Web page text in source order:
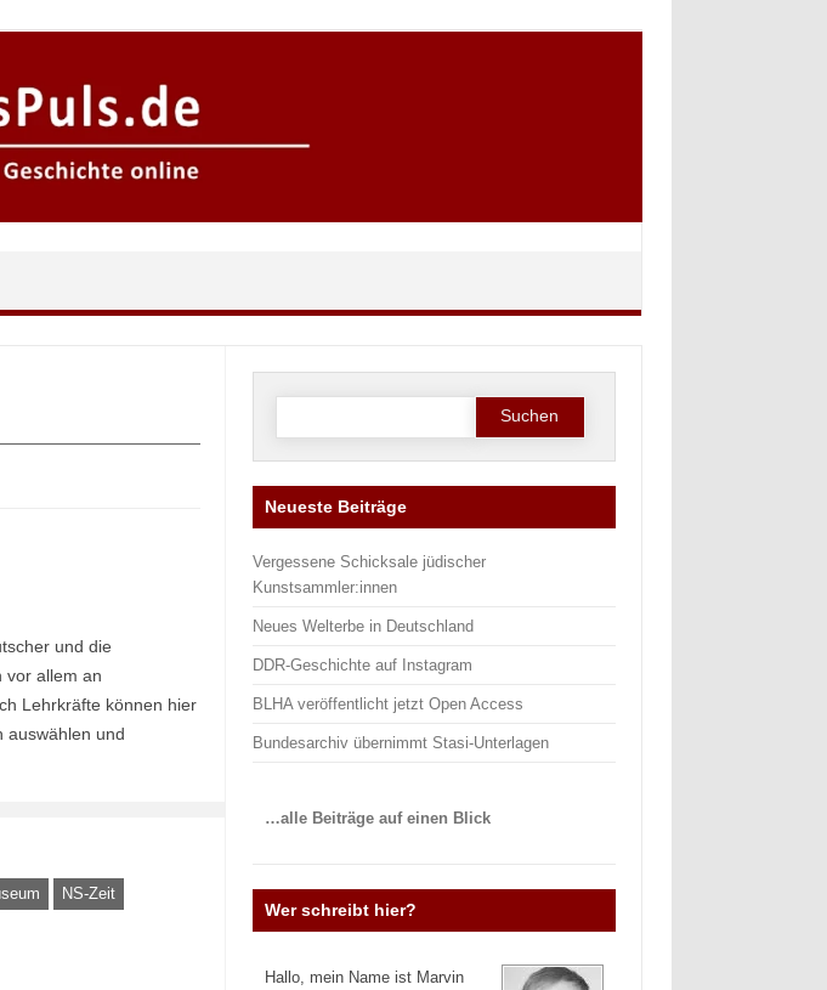
und die
vor allem an
Lehrkräfte können hier
auswählen und
NS-Zeit
Suche
Neueste Beiträge
Vergessene Schicksale jüdischer
Kunstsammler:innen
Neues Welterbe in Deutschland
DDR-Geschichte auf Instagram
BLHA veröffentlicht jetzt Open Access
Bundesarchiv übernimmt Stasi-Unterlagen
…alle Beiträge auf einen Blick
Wer schreibt hier?
Hallo, mein Name ist Marvin